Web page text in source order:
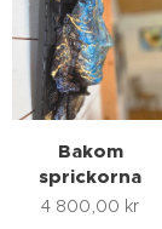
Bakom
sprickorna
4 800,00 kr